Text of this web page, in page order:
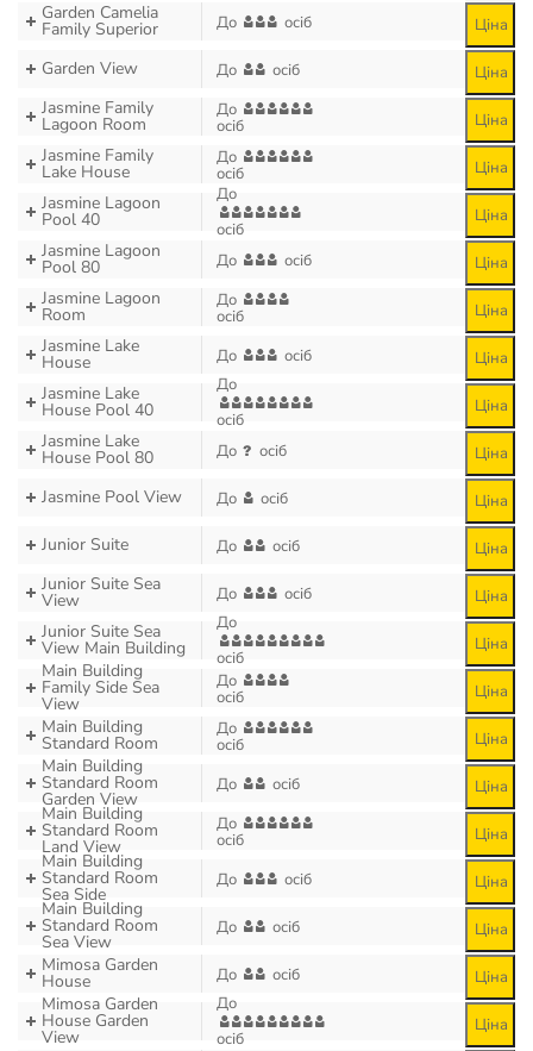
Garden Camelia
Family Superior До осіб Ціна
Garden View До осіб Ціна
Jasmine Family
Lagoon Room
До
осіб Ціна
Jasmine Family
Lake House
До
осіб Ціна
Jasmine Lagoon
Pool 40
До
осіб
Ціна
Jasmine Lagoon
Pool 80 До осіб Ціна
Jasmine Lagoon
Room
До
осіб Ціна
Jasmine Lake
House До осіб Ціна
Jasmine Lake
House Pool 40
До
осіб
Ціна
Jasmine Lake
House Pool 80 До осіб Ціна
Jasmine Pool View До осіб Ціна
Junior Suite До осіб Ціна
Junior Suite Sea
View До осіб Ціна
Junior Suite Sea
View Main Building
До
осіб
Ціна
Main Building
Family Side Sea
View
До
осіб Ціна
Main Building
Standard Room
До
осіб Ціна
Main Building
Standard Room
Garden View
До осіб Ціна
Main Building
Standard Room
Land View
До
осіб Ціна
Main Building
Standard Room
Sea Side
До осіб Ціна
Main Building
Standard Room
Sea View
До осіб Ціна
Mimosa Garden
House До осіб Ціна
Mimosa Garden
House Garden
View
До
осіб
Ціна